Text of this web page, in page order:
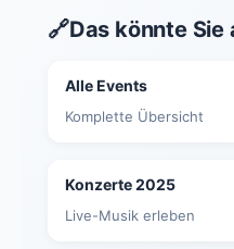
🔗Das könnte Sie
Alle Events
Komplette Übersicht
Konzerte 2025
Live-Musik erleben